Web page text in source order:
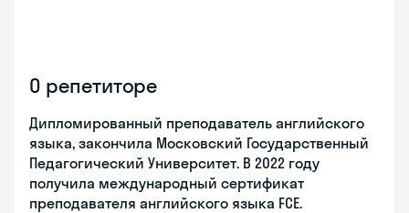
О репетиторе
Дипломированный преподаватель английского
языка, закончила Московский Государственный
Педагогический Университет. В 2022 году
получила международный сертификат
преподавателя английского языка FCE.